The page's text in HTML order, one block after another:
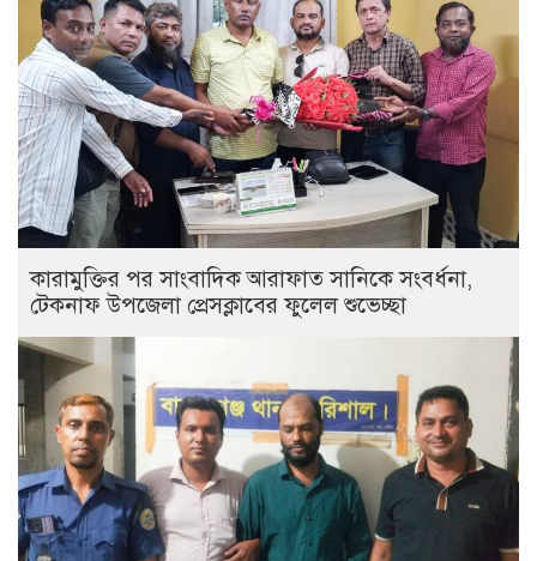
কারামুক্তির পর সাংবাদিক আরাফাত সানিকে সংবর্ধনা,
টেকনাফ উপজেলা প্রেসক্লাবের ফুলেল শুভেচ্ছা